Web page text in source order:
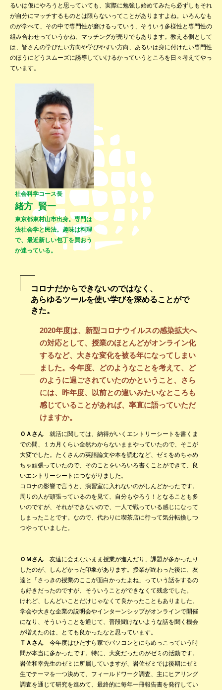
るいは仮にやろうと思っていても、実際に勉強し始めてみたら必ずしもそれ
が自分にマッチするものとは限らないってことがありますよね。いろんなも
のが学べて、その中で専門性が磨けるっていう、そういう多様性と専門性の
組み合わせっていうかね、マッチングが売りでもあります。教える側として
は、皆さんの学びたい方向や学びやすい方向、あるいは身に付けたい専門性
のほうにどうスムーズに誘導していけるかっていうところを日々考えてやっ
ています。
社会科学コース長
緒方 賢一
東京都東村山市出身。専門は
法社会学と民法。趣味は料理
で、最近新しい包丁を買おう
か迷っている。
コロナだからできないのではなく、
あらゆるツールを使い学びを深めることがで
きた。
2020年度は、新型コロナウイルスの感染拡大へ
の対応として、授業のほとんどがオンライン化
するなど、大きな変化を被る年になってしまい
ました。今年度、どのようなことを考えて、ど
のように過ごされていたのかということ、さら
には、昨年度、以前との違いみたいなところも
感じていることがあれば、率直に語っていただ
けますか。
ＯＡさん 就活に関しては、納得がいくエントリーシートを書くま
での間、１カ月くらい全然わからないままやっていたので、そこが
大変でした。たくさんの英語論文や本を読むなど、ゼミをめちゃめ
ちゃ頑張っていたので、そのことをいろいろ書くことができて、良
いエントリーシートにつながりました。
コロナの影響で言うと、演習室に入れないのがしんどかったです。
周りの人が頑張っているのを見て、自分もやろう！となることも多
いのですが、それができないので、一人で戦っている感じになって
しまったことです。なので、代わりに喫茶店に行って気分転換しつ
つやっていました。
ＯＭさん 友達に会えないまま授業が進んだり、課題が多かったり
したのが、しんどかった印象があります。授業が終わった後に、友
達と「さっきの授業のここが面白かったよね」っていう話をするの
も好きだったのですが、そういうことができなくて残念でした。
けれど、しんどいことだけじゃなくて良かったこともありました。
学会や大きな企業の説明会やインターンシップがオンラインで開催
になり、そういうことを通じて、普段聞けないような話を聞く機会
が増えたのは、とても良かったなと思っています。
ＴＡさん 今年度はひたすら家でパソコンとにらめっこっていう時
間が本当に多かったです。特に、大変だったのがゼミの活動です。
岩佐和幸先生のゼミに所属していますが、岩佐ゼミでは後期にゼミ
生でテーマを一つ決めて、フィールドワーク調査、主にヒアリング
調査を通じて研究を進めて、最終的に毎年一冊報告書を発行してい